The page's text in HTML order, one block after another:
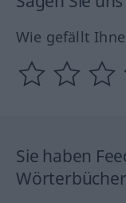
Wie gefällt
Sie haben